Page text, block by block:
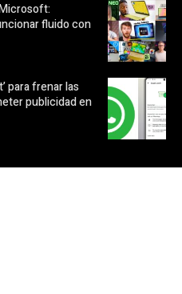
fluido con
para frenar las
publicidad en